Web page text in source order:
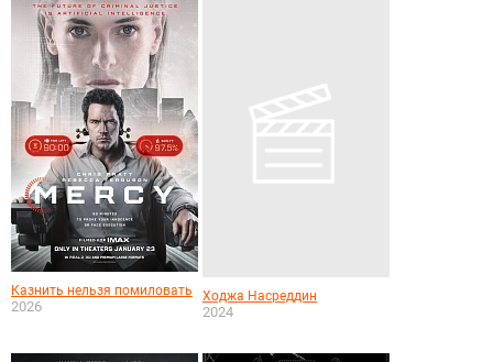
Казнить нельзя помиловать
2026
Ходжа Насреддин
2024